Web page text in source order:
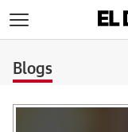
Blogs